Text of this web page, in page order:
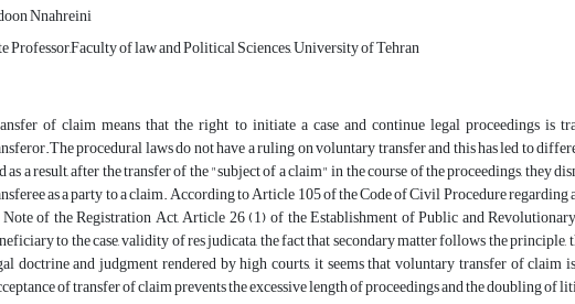
Nnahreini
Professor,Faculty of law and Political Sciences, University of Tehran
of claim means that the right to initiate a case and continue legal proceedings is
procedural laws do not have a ruling on voluntary transfer and this has led to
as a result, after the transfer of the "subject of a claim" in the course of the proceedings, they
as a party to a claim. According to Article 105 of the Code of Civil Procedure
of the Registration Act, Article 26 (1) of the Establishment of Public and
to the case, validity of res judicata, the fact that secondary matter follows the
doctrine and judgment rendered by high courts, it seems that voluntary transfer of claim
of transfer of claim prevents the excessive length of proceedings and the doubling of